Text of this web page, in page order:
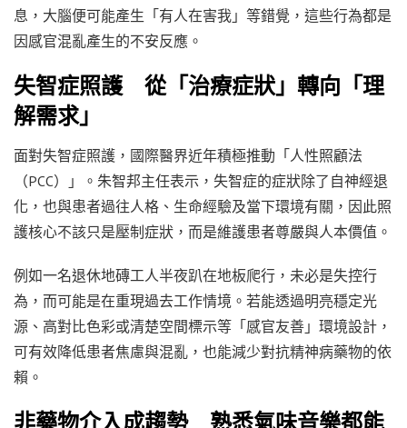
息，大腦便可能產生「有人在害我」等錯覺，這些行為都是
因感官混亂產生的不安反應。
失智症照護 從「治療症狀」轉向「理
解需求」
面對失智症照護，國際醫界近年積極推動「人性照顧法
（PCC）」。朱智邦主任表示，失智症的症狀除了自神經退
化，也與患者過往人格、生命經驗及當下環境有關，因此照
護核心不該只是壓制症狀，而是維護患者尊嚴與人本價值。
例如一名退休地磚工人半夜趴在地板爬行，未必是失控行
為，而可能是在重現過去工作情境。若能透過明亮穩定光
源、高對比色彩或清楚空間標示等「感官友善」環境設計，
可有效降低患者焦慮與混亂，也能減少對抗精神病藥物的依
賴。
非藥物介入成趨勢 熟悉氣味音樂都能